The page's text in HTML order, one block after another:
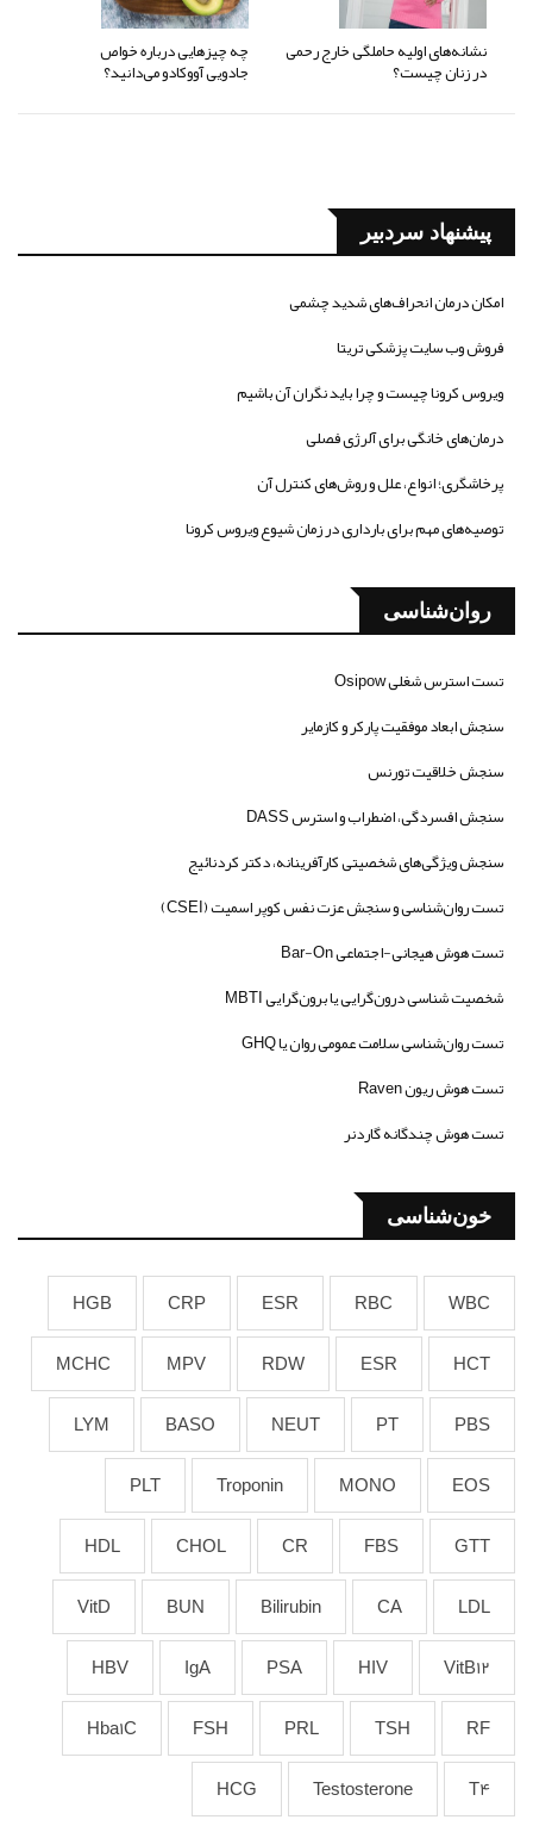
نشانه‌های اولیه حاملگی خارج رحمی
در زنان چیست؟
چه چیزهایی درباره خواص
جادویی آووکادو می‌دانید؟
پیشنهاد سردبیر
امکان درمان انحراف‌های شدید چشمی
فروش وب سایت پزشکی تریتا
ویروس کرونا چیست و چرا باید نگران آن باشیم
درمان‌های خانگی برای آلرژی فصلی
پرخاشگری؛ انواع، علل و روش‌های کنترل آن
توصیه‌های مهم برای بارداری در زمان شیوع ویروس کرونا
روان‌شناسی
تست استرس شغلی Osipow
سنجش ابعاد موفقیت پارکر و کازمایر
سنجش خلاقیت تورنس
سنجش افسردگی، اضطراب و استرس DASS
سنجش ویژگی‌های شخصیتی کارآفرینانه، دکتر کردنائیج
تست روان‌شناسی و سنجش عزت نفس کوپر اسمیت (CSEI)
تست هوش هیجانی-اجتماعی Bar-On
شخصیت شناسی درون‌گرایی یا برون‌گرایی MBTI
تست روان‌شناسی سلامت عمومی روان یا GHQ
تست هوش ریون Raven
تست هوش چندگانه گاردنر
خون‌شناسی
WBC
RBC
ESR
CRP
HGB
HCT
ESR
RDW
MPV
MCHC
PBS
PT
NEUT
BASO
LYM
EOS
MONO
Troponin
PLT
GTT
FBS
CR
CHOL
HDL
LDL
CA
Bilirubin
BUN
VitD
VitB12
HIV
PSA
IgA
HBV
RF
TSH
PRL
FSH
Hba1C
T4
Testosterone
HCG